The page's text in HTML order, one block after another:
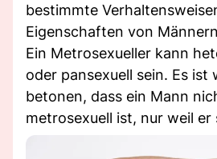
bestimmte
Eigenschaften von
Ein Metrosexueller kann
oder pansexuell sein. Es ist
betonen, dass ein Mann
metrosexuell ist, nur weil er